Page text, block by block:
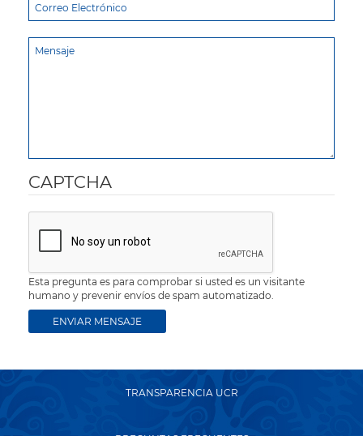
CAPTCHA
Esta pregunta es para comprobar si usted es un visitante
humano y prevenir envíos de spam automatizado.
TRANSPARENCIA UCR